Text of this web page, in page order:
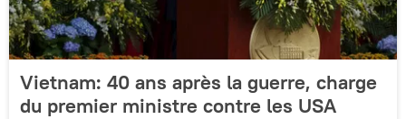
Vietnam: 40 ans après la guerre, charge
du premier ministre contre les USA